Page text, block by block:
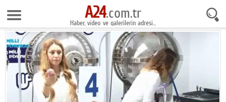
9 Ağustos 2026 13:01:23
Anasayfa
Foto Galeri
Gazeteler
Video Galeri
A24.com.tr
Haber, video ve galerilerin adresi...